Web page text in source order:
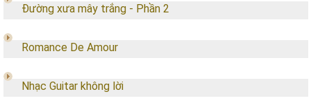
Đường xưa mây trắng - Phần 2
Romance De Amour
Nhạc Guitar không lời